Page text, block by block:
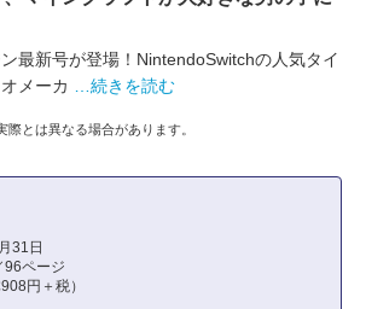
最新号が登場！NintendoSwitchの人気タイ
メーカ
…続きを読む
とは異なる場合があります。
31日
96ページ
円＋税）